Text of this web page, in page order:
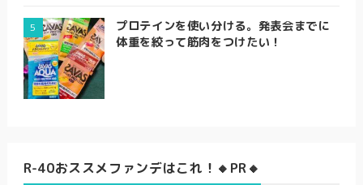
プロテインを使い分ける。発表会までに
体重を絞って筋肉をつけたい！
R-40おススメファンデはこれ！🔸PR🔸